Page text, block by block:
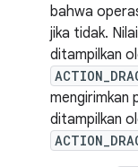
bahwa
jika tidak.
ditampilkan
mengirimkan
ditampilkan